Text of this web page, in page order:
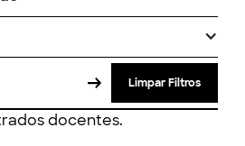
Limpar Filtros
docentes.